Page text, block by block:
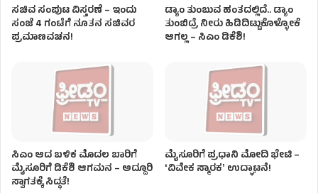
ಸಚಿವ ಸಂಪುಟ ವಿಸ್ತರಣೆ – ಇಂದು
ಸಂಜೆ 4 ಗಂಟೆಗೆ ನೂತನ ಸಚಿವರ
ಪ್ರಮಾಣವಚನ!
ಡ್ಯಾಂ ತುಂಬುವ ಹಂತದಲ್ಲಿದೆ.. ಡ್ಯಾಂ
ತುಂಬಿದ್ರೆ ನೀರು ಹಿಡಿದಿಟ್ಟುಕೊಳ್ಳೋಕೆ
ಆಗಲ್ಲ – ಸಿಎಂ ಡಿಕೆಶಿ!
ಸಿಎಂ ಆದ ಬಳಿಕ ಮೊದಲ ಬಾರಿಗೆ
ಮೈಸೂರಿಗೆ ಡಿಕೆಶಿ ಆಗಮನ – ಅದ್ದೂರಿ
ಸ್ವಾಗತಕ್ಕೆ ಸಿದ್ಧತೆ!
ಮೈಸೂರಿಗೆ ಪ್ರಧಾನಿ ಮೋದಿ ಭೇಟಿ –
ʻವಿವೇಕ ಸ್ಮಾರಕʼ ಉದ್ಘಾಟನೆ!